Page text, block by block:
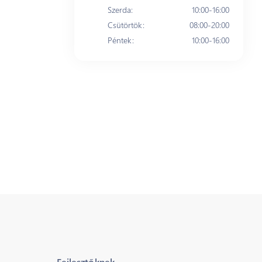
Szerda:
10:00-16:00
Csütörtök:
08:00-20:00
Péntek: 10:00-16:00